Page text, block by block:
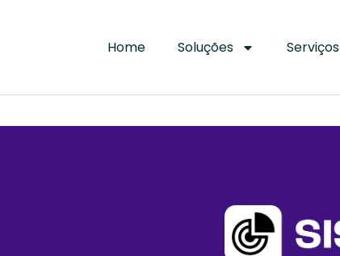
Home Soluções Serviços